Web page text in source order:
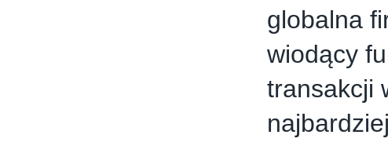
globalna
wiodący
transakcji